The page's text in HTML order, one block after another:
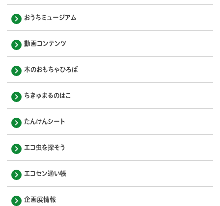
おうちミュージアム
動画コンテンツ
木のおもちゃひろば
ちきゅまるのはこ
たんけんシート
エコ虫を探そう
エコセン通い帳
企画展情報